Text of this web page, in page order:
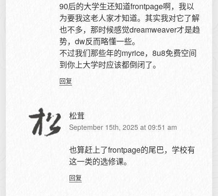
90后的大学生还知道frontpage啊，我以
为要我这老人家才知道。其实我对它了解
也不多，那时候感觉dreamweaver才是趋
势，dw反而略懂一些。
不过我们那些年的myrice，8u8免费空间
到你上大学时应该都倒闭了。
回复
松茸
September 15th, 2025 at 09:51 am
也算赶上了frontpage的尾巴，学校有
这一类的选修课。
回复